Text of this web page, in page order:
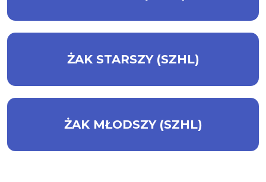
ŻAK STARSZY (SZHL)
ŻAK MŁODSZY (SZHL)